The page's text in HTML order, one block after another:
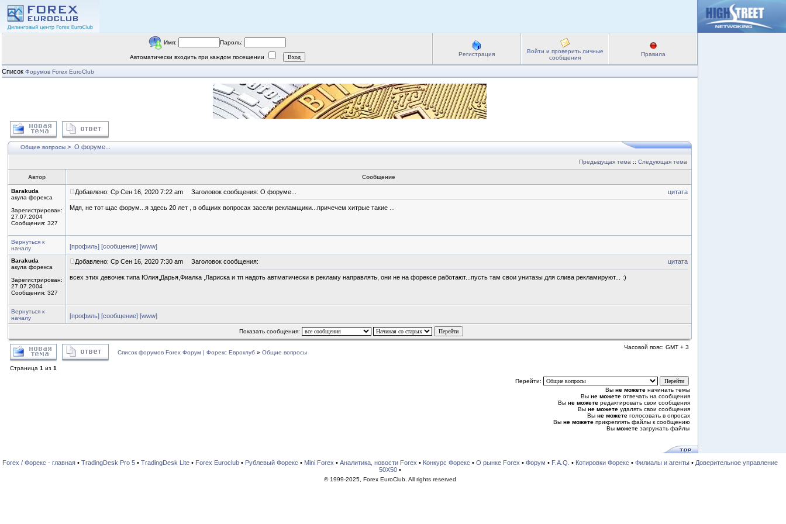
Имя: Пароль:
Автоматически входить при каждом посещении Регистрация
Войти и проверить личные
сообщения
Правила
Список Форумов Forex EuroClub
Общие вопросы > О форуме...
Предыдущая тема :: Следующая тема
Автор Сообщение
Barakuda
акула форекса
Зарегистрирован:
27.07.2004
Сообщения: 327
Добавлено: Ср Сен 16, 2020 7:22 am Заголовок сообщения: О форуме... цитата
Мдя, не тот щас форум...я здесь 20 лет , в общиих вопросах засели рекламщики...причечем хитрые такие ...
Вернуться к
началу
[профиль] [сообщение] [www]
Barakuda
акула форекса
Зарегистрирован:
27.07.2004
Сообщения: 327
Добавлено: Ср Сен 16, 2020 7:30 am Заголовок сообщения: цитата
всех этих девочек типа Юлия,Дарья,Фиалка ,Лариска и тп надоть автматически в рекламу направлять, они не на форексе работают...пусть там свои унитазы для слива рекламируют... :)
Вернуться к
началу
[профиль] [сообщение] [www]
Показать сообщения:
Список форумов Forex Форум | Форекс Евроклуб » Общие вопросы
Часовой пояс: GMT + 3
Страница 1 из 1
Перейти:
Вы не можете начинать темы
Вы не можете отвечать на сообщения
Вы не можете редактировать свои сообщения
Вы не можете удалять свои сообщения
Вы не можете голосовать в опросах
Вы не можете прикреплять файлы к сообщению
Вы можете загружать файлы
Forex / Форекс - главная• TradingDesk Pro 5• TradingDesk Lite• Forex Euroclub• Рублевый Форекс • Mini Forex • Аналитика, новости Forex • Конкурс Форекс • О рынке Forex • Форум • F.A.Q. • Котировки Форекс • Филиалы и агенты• Доверительное управление
50X50•
© 1999-2025, Forex EuroClub. All rights reserved